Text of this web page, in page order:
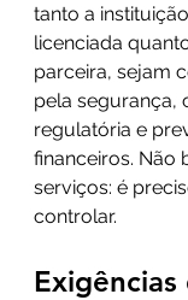
tanto a
licenciada
parceira, sejam
pela segurança,
regulatória e
financeiros. Não
serviços: é
controlar.
Exigências